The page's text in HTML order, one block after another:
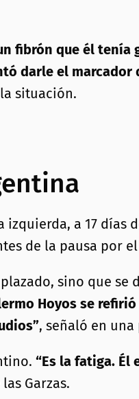
fibrón que él tenía
darle el marcador
situación.
a 17 días
de la pausa por
sino que se
Hoyos se
, señaló en
“Es la fatiga. Él
Garzas.